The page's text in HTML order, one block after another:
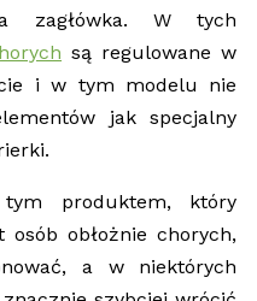
zagłówka. W tych
są regulowane w
i w tym modelu nie
jak specjalny
produktem, który
obłożnie chorych,
a w niektórych